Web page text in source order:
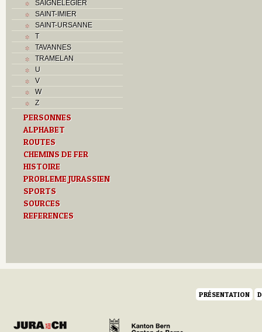
SAIGNELEGIER
SAINT-IMIER
SAINT-URSANNE
T
TAVANNES
TRAMELAN
U
V
W
Z
PERSONNES
ALPHABET
ROUTES
CHEMINS DE FER
HISTOIRE
PROBLEME JURASSIEN
SPORTS
SOURCES
REFERENCES
PRÉSENTATION